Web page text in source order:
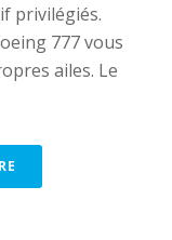
privilégiés.
777 vous
ailes. Le